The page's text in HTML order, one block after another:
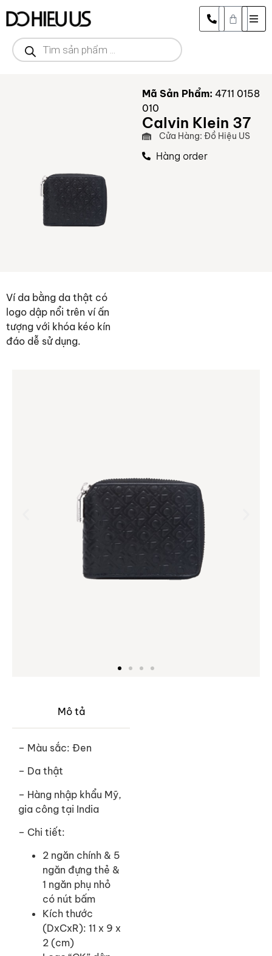
Mã Sản Phẩm: 4711 0158
010
Calvin Klein 37
Cửa Hàng: Đồ Hiệu US
Hàng order
Ví da bằng da thật có
logo dập nổi trên ví ấn
tượng với khóa kéo kín
đáo dễ sử dụng.
Mô tả
– Màu sắc: Đen
– Da thật
– Hàng nhập khẩu Mỹ,
gia công tại India
– Chi tiết:
2 ngăn chính & 5
ngăn đựng thẻ &
1 ngăn phụ nhỏ
có nút bấm
Kích thước
(DxCxR): 11 x 9 x
2 (cm)